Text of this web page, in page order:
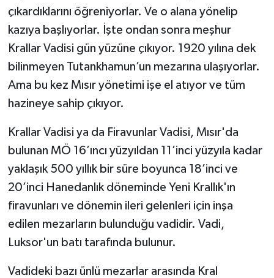
çıkardıklarını öğreniyorlar. Ve o alana yönelip
kazıya başlıyorlar. İşte ondan sonra meşhur
Krallar Vadisi gün yüzüne çıkıyor. 1920 yılına dek
bilinmeyen Tutankhamun’un mezarına ulaşıyorlar.
Ama bu kez Mısır yönetimi işe el atıyor ve tüm
hazineye sahip çıkıyor.
Krallar Vadisi ya da Firavunlar Vadisi, Mısır'da
bulunan MÖ 16’ıncı yüzyıldan 11’inci yüzyıla kadar
yaklaşık 500 yıllık bir süre boyunca 18’inci ve
20’inci Hanedanlık döneminde Yeni Krallık'ın
firavunları ve dönemin ileri gelenleri için inşa
edilen mezarların bulunduğu vadidir. Vadi,
Luksor'un batı tarafında bulunur.
Vadideki bazı ünlü mezarlar arasında Kral